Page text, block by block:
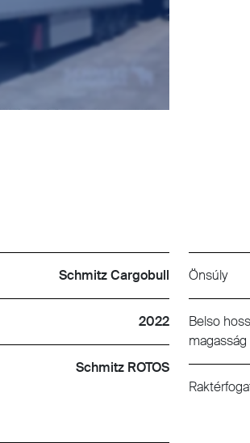
Schmitz Cargobull
2022
Schmitz ROTOS
Önsúly
Belso
magasság